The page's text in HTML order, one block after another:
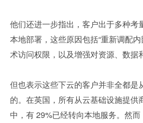
他们还进一步指出，客户出于多种考
本地部署，这些原因包括“重新调配
术访问权限，以及增强对资源、数据
但也表示这些下云的客户并非全都是
的。在英国，所有从云基础设施提供
中，有 29%已经转向本地服务。然